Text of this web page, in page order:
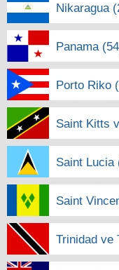
Nikaragua
Panama
Porto Riko
Saint Kitts
Saint Lucia
Saint
Trinidad ve